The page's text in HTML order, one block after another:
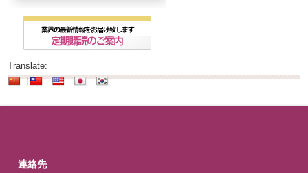
Translate:
連絡先